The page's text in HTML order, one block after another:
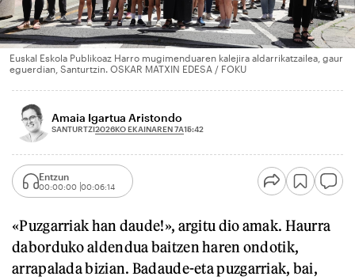
Euskal Eskola Publikoaz Harro mugimenduaren kalejira aldarrikatzailea, gaur
eguerdian, Santurtzin. OSKAR MATXIN EDESA / FOKU
Amaia Igartua Aristondo
SANTURTZI2026KO EKAINAREN 7A15:42
Entzun
00:00:00 00:06:14
«Puzgarriak han daude!», argitu dio amak. Haurra
daborduko aldendua baitzen haren ondotik,
arrapalada bizian. Badaude-eta puzgarriak, bai,